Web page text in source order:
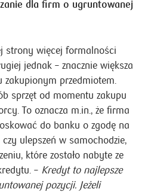
dla firm o ugruntowanej
strony więcej formalności
jednak – znacznie większa
zakupionym przedmiotem.
sprzęt od momentu zakupu
To oznacza m.in., że firma
do banku o zgodę na
ulepszeń w samochodzie,
które zostało nabyte ze
– Kredyt to najlepsze
pozycji. Jeżeli